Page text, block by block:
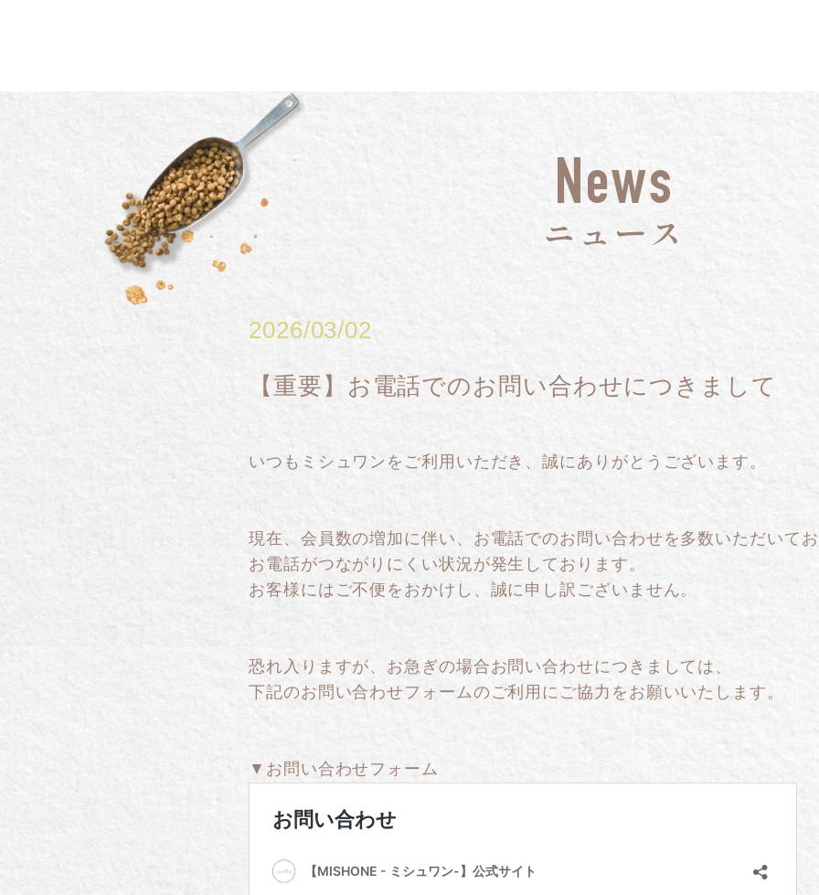
For All Dogs and All Life Stages.
About 商品一覧 お客様の声
Interview
ニュース
Regular Service 定期便特典 Resume
Company
News
ニュース
2026/03/02
【重要】お電話でのお問い合わせにつきまして
いつもミシュワンをご利用いただき、誠にありがとうございます。
現在、会員数の増加に伴い、お電話でのお問い合わせを多数いただいて
お電話がつながりにくい状況が発生しております。
お客様にはご不便をおかけし、誠に申し訳ございません。
恐れ入りますが、お急ぎの場合お問い合わせにつきましては、
下記のお問い合わせフォームのご利用にご協力をお願いいたします。
▼お問い合わせフォーム